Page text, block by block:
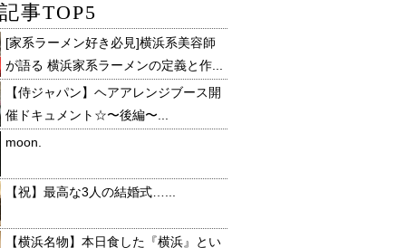
事TOP5
[家系ラーメン好き必見]横浜系美容師
が語る 横浜家系ラーメンの定義と作...
【侍ジャパン】ヘアアレンジブース開
催ドキュメント☆〜後編〜...
moon.
【祝】最高な3人の結婚式…...
【横浜名物】本日食した『横浜』とい